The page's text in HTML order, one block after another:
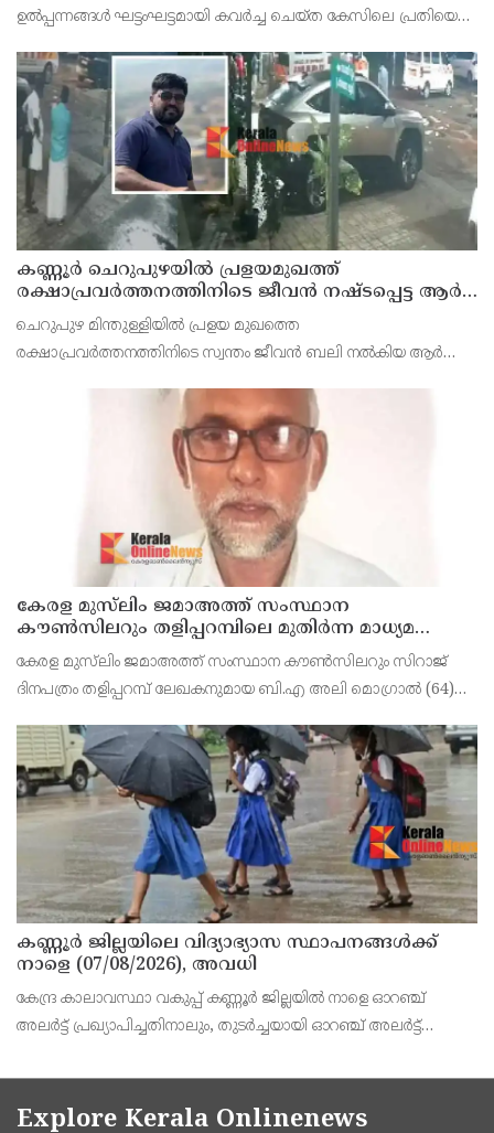
ഉൽപ്പന്നങ്ങൾ ഘട്ടംഘട്ടമായി കവർച്ച ചെയ്ത കേസിലെ പ്രതിയെ
സ്വദേശിയായ വേൽമുരുകൻ (40) ആണ
കണ്ണൂർ ചെറുപുഴയിൽ പ്രളയമുഖത്ത്
രക്ഷാപ്രവർത്തനത്തിനിടെ ജീവൻ നഷ്ടപ്പെട്ട ആർ.
രാജേഷിൻ്റെ ഭൗതിക ശരീരത്തോട് അനാദരവ്
കാണിച്ചതായി ആരോപണം
ചെറുപുഴ മിന്തുള്ളിയിൽ പ്രളയ മുഖത്തെ
രക്ഷാപ്രവർത്തനത്തിനിടെ സ്വന്തം ജീവൻ ബലി നൽകിയ ആർ
മൃതദേഹം തിരുവനന്തപുരത്തെ
കേരള മുസ്‌ലിം ജമാഅത്ത് സംസ്ഥാന
കൗൺസിലറും തളിപ്പറമ്പിലെ മുതിർന്ന മാധ്യമ
പ്രവർത്തകനുമായ ബി എ അലി മൊഗ്രാൽ
നിര്യാതനായി
കേരള മുസ്‌ലിം ജമാഅത്ത് സംസ്ഥാന കൗൺസിലറും സിറാജ്
ദിനപത്രം തളിപ്പറമ്പ് ലേഖകനുമായ ബി.എ അലി മൊഗ്രാൽ (64)
ജമാഅത്ത് ജില്ലാ സെക്രട്ടറി, എസ്.വൈ.എ
കണ്ണൂർ ജില്ലയിലെ വിദ്യാഭ്യാസ സ്ഥാപനങ്ങള്‍ക്ക്
നാളെ (07/08/2026), അവധി
കേന്ദ്ര കാലാവസ്ഥാ വകുപ്പ് കണ്ണൂർ ജില്ലയിൽ നാളെ ഓറഞ്ച്
അലർട്ട് പ്രഖ്യാപിച്ചതിനാലും, തുടർച്ചയായി ഓറഞ്ച് അലർട്ട്
ജില്ലയിലെ പ്രൊഫഷണൽ കോളേജ് ഉൾപ്പടെ എല
Explore Kerala Onlinenews